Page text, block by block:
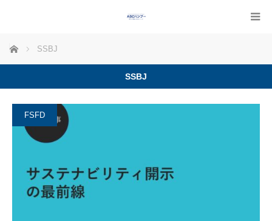
ホーム SSBJ
SSBJ
FSFD